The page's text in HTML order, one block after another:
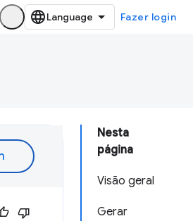
Fazer login
Nesta
página
Visão geral
Gerar